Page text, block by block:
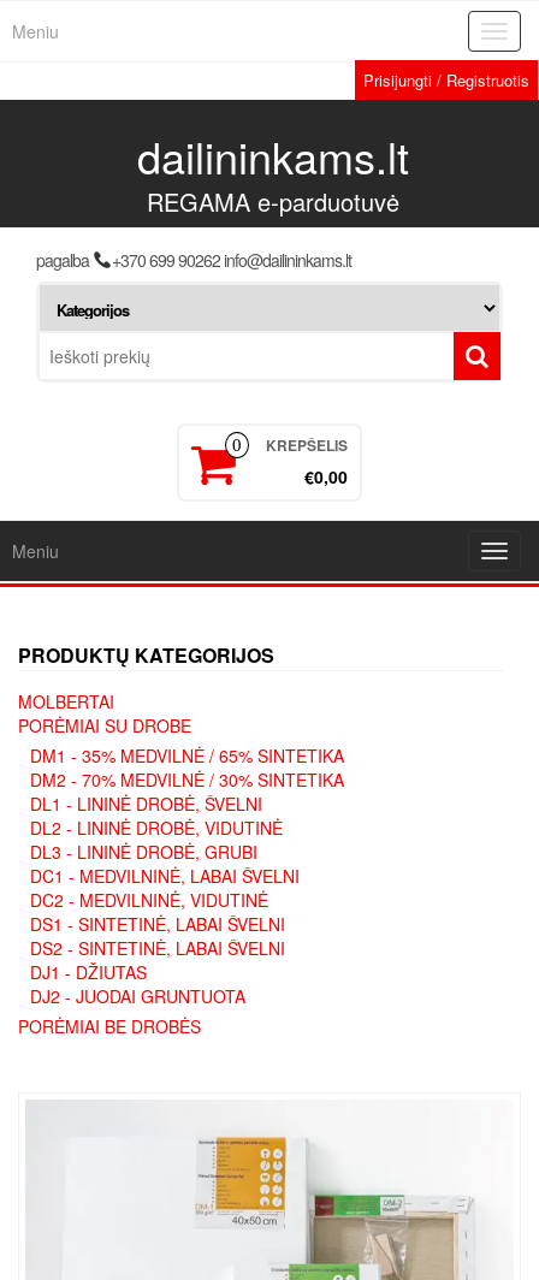
Meniu
Prisijungti / Registruotis
dailininkams.lt
REGAMA e-parduotuvė
pagalba +370 699 90262 info@dailininkams.lt
0 KREPŠELIS
€0,00
Meniu
PRODUKTŲ KATEGORIJOS
MOLBERTAI
PORĖMIAI SU DROBE
DM1 - 35% MEDVILNĖ / 65% SINTETIKA
DM2 - 70% MEDVILNĖ / 30% SINTETIKA
DL1 - LININĖ DROBĖ, ŠVELNI
DL2 - LININĖ DROBĖ, VIDUTINĖ
DL3 - LININĖ DROBĖ, GRUBI
DC1 - MEDVILNINĖ, LABAI ŠVELNI
DC2 - MEDVILNINĖ, VIDUTINĖ
DS1 - SINTETINĖ, LABAI ŠVELNI
DS2 - SINTETINĖ, LABAI ŠVELNI
DJ1 - DŽIUTAS
DJ2 - JUODAI GRUNTUOTA
PORĖMIAI BE DROBĖS